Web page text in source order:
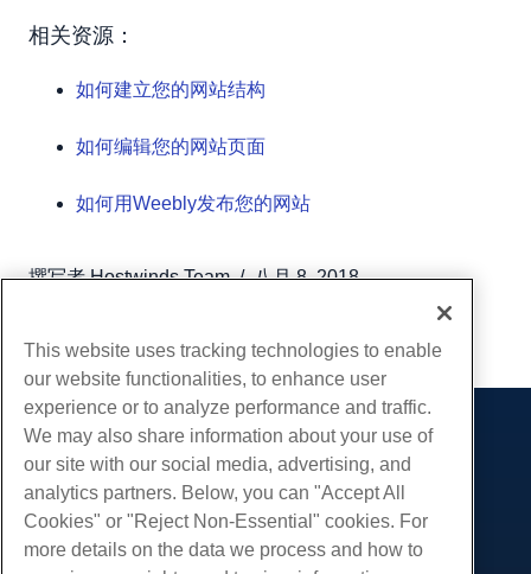
相关资源：
如何建立您的网站结构
如何编辑您的网站页面
如何用Weebly发布您的网站
撰写者 Hostwinds Team/八月 8, 2018
产品展示
虚拟主机
企业主机
转销商托管
服务
社区
This website uses tracking technologies to enable
our website functionalities, to enhance user
experience or to analyze performance and traffic.
We may also share information about your use of
our site with our social media, advertising, and
analytics partners. Below, you can "Accept All
Cookies" or "Reject Non-Essential" cookies. For
more details on the data we process and how to